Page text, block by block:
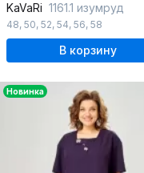
KaVaRi 1161.1 изумруд
48, 50, 52, 54, 56, 58
В корзину
Новинка